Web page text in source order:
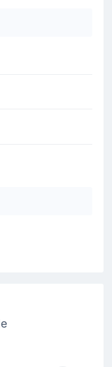
avec l'entrée
de Konstantinos
Ralston remplace
de la partie